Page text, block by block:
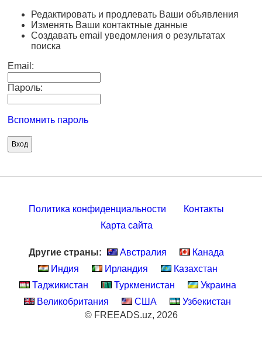
Редактировать и продлевать Ваши объявления
Изменять Ваши контактные данные
Создавать email уведомления о результатах
поиска
Email:
Пароль:
Вспомнить пароль
Политика конфиденциальности
Контакты
Карта сайта
Другие страны: Австралия
Канада
Индия
Ирландия
Казахстан
Таджикистан
Туркменистан
Украина
Великобритания
США
Узбекистан
© FREEADS.uz, 2026